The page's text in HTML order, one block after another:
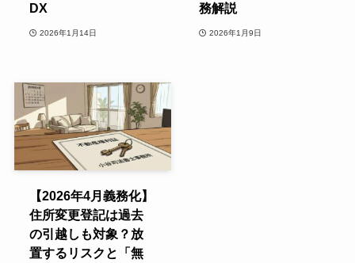
DX
2026年1月14日
務解説
2026年1月9日
【2026年4月義務化】
住所変更登記は過去
の引越しも対象？放
置するリスクと「無